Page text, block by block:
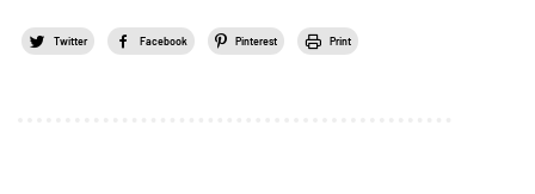
Twitter Facebook Pinterest Print